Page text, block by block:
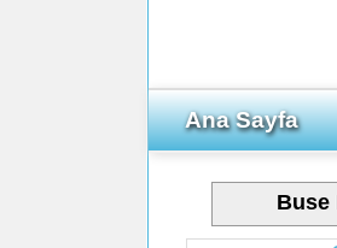
Ana Sayfa
Buse